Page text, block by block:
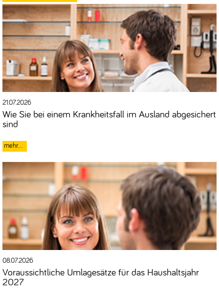
21.07.2026
Wie Sie bei einem Krankheitsfall im Ausland abgesichert
sind
08.07.2026
Voraussichtliche Umlagesätze für das Haushaltsjahr
2027